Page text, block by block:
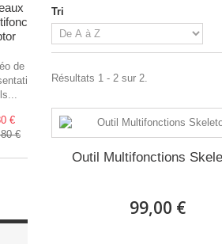
de
€
€
Tri
Résultats 1 - 2 sur 2.
Outil Multifonctions
99,00 €